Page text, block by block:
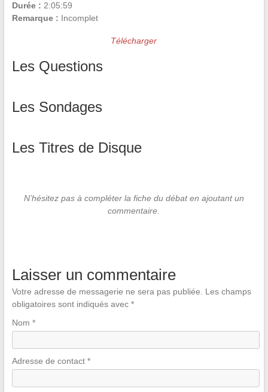
Durée : 2:05:59
Remarque : Incomplet
Télécharger
Les Questions
Les Sondages
Les Titres de Disque
N’hésitez pas à compléter la fiche du débat en ajoutant un
commentaire.
Laisser un commentaire
Votre adresse de messagerie ne sera pas publiée.
Les champs
obligatoires sont indiqués avec *
Nom *
Adresse de contact *